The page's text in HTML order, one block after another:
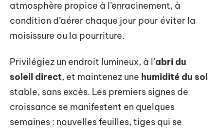
atmosphère propice à l’enracinement, à
condition d’aérer chaque jour pour éviter la
moisissure ou la pourriture.
Privilégiez un endroit lumineux, à l’abri du
soleil direct, et maintenez une humidité du sol
stable, sans excès. Les premiers signes de
croissance se manifestent en quelques
semaines : nouvelles feuilles, tiges qui se